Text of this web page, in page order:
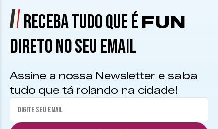
RECEBA TUDO QUE É FUN
DIRETO NO SEU EMAIL
Assine a nossa Newsletter e saiba
tudo que tá rolando na cidade!